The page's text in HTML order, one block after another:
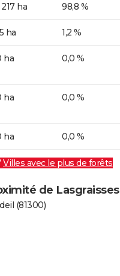
217 ha 98,8 %
ha 1,2 %
ha 0,0 %
ha 0,0 %
ha 0,0 %
Villes avec le plus de forêts
de Lasgraisses
(81300)